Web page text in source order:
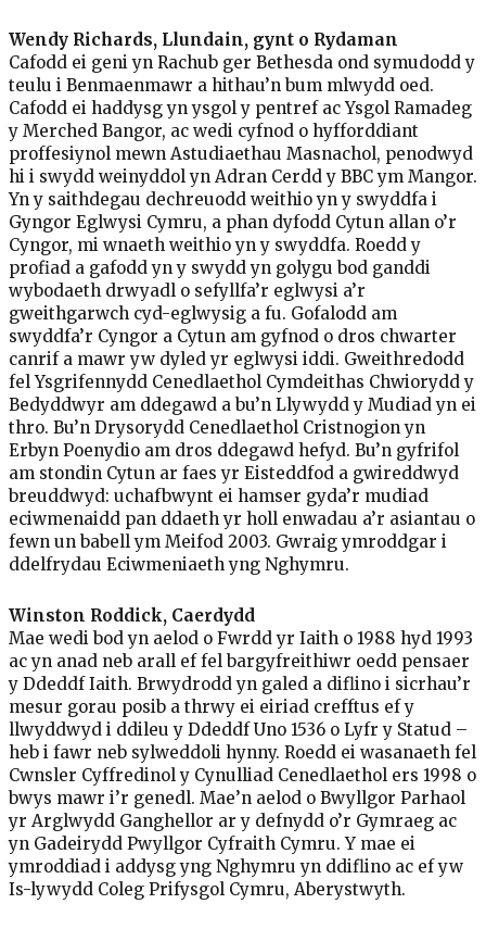
Wendy Richards, Llundain, gynt o Rydaman
Cafodd ei geni yn Rachub ger Bethesda ond symudodd y
teulu i Benmaenmawr a hithau’n bum mlwydd oed.
Cafodd ei haddysg yn ysgol y pentref ac Ysgol Ramadeg
y Merched Bangor, ac wedi cyfnod o hyfforddiant
proffesiynol mewn Astudiaethau Masnachol, penodwyd
hi i swydd weinyddol yn Adran Cerdd y BBC ym Mangor.
Yn y saithdegau dechreuodd weithio yn y swyddfa i
Gyngor Eglwysi Cymru, a phan dyfodd Cytun allan o’r
Cyngor, mi wnaeth weithio yn y swyddfa. Roedd y
profiad a gafodd yn y swydd yn golygu bod ganddi
wybodaeth drwyadl o sefyllfa’r eglwysi a’r
gweithgarwch cyd-eglwysig a fu. Gofalodd am
swyddfa’r Cyngor a Cytun am gyfnod o dros chwarter
canrif a mawr yw dyled yr eglwysi iddi. Gweithredodd
fel Ysgrifennydd Cenedlaethol Cymdeithas Chwiorydd y
Bedyddwyr am ddegawd a bu’n Llywydd y Mudiad yn ei
thro. Bu’n Drysorydd Cenedlaethol Cristnogion yn
Erbyn Poenydio am dros ddegawd hefyd. Bu’n gyfrifol
am stondin Cytun ar faes yr Eisteddfod a gwireddwyd
breuddwyd: uchafbwynt ei hamser gyda’r mudiad
eciwmenaidd pan ddaeth yr holl enwadau a’r asiantau o
fewn un babell ym Meifod 2003. Gwraig ymroddgar i
ddelfrydau Eciwmeniaeth yng Nghymru.
Winston Roddick, Caerdydd
Mae wedi bod yn aelod o Fwrdd yr Iaith o 1988 hyd 1993
ac yn anad neb arall ef fel bargyfreithiwr oedd pensaer
y Ddeddf Iaith. Brwydrodd yn galed a diflino i sicrhau’r
mesur gorau posib a thrwy ei eiriad crefftus ef y
llwyddwyd i ddileu y Ddeddf Uno 1536 o Lyfr y Statud –
heb i fawr neb sylweddoli hynny. Roedd ei wasanaeth fel
Cwnsler Cyffredinol y Cynulliad Cenedlaethol ers 1998 o
bwys mawr i’r genedl. Mae’n aelod o Bwyllgor Parhaol
yr Arglwydd Ganghellor ar y defnydd o’r Gymraeg ac
yn Gadeirydd Pwyllgor Cyfraith Cymru. Y mae ei
ymroddiad i addysg yng Nghymru yn ddiflino ac ef yw
Is-lywydd Coleg Prifysgol Cymru, Aberystwyth.